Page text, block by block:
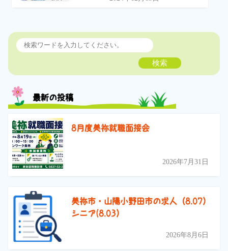
検索
最新の投稿
8月度美祢就職面接会
2026年7月31日
美祢市・山陽小野田市の求人（8.07）
シニア(8.03）
2026年8月6日